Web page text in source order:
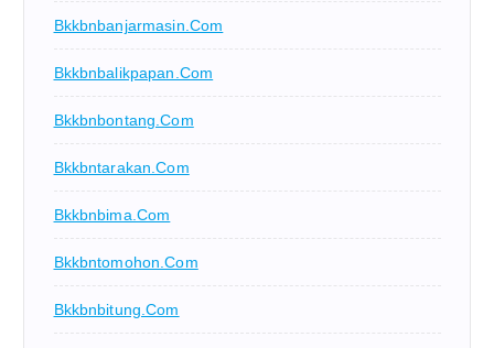
Bkkbnbanjarmasin.com
Bkkbnbalikpapan.com
Bkkbnbontang.com
Bkkbntarakan.com
Bkkbnbima.com
Bkkbntomohon.com
Bkkbnbitung.com